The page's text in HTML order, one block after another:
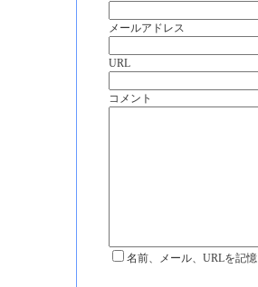
メールアドレス
URL
コメント
名前、メール、URLを記憶